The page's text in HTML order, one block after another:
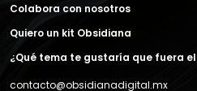
Colabora con nosotros
Quiero un kit Obsidiana
¿Qué tema te gustaría que fuera el
contacto@obsidianadigital.mx